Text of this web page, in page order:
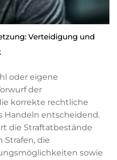
Verteidigung und
oder eigene
der
korrekte rechtliche
Handeln entscheidend.
die Straftatbestände
Strafen, die
sowie